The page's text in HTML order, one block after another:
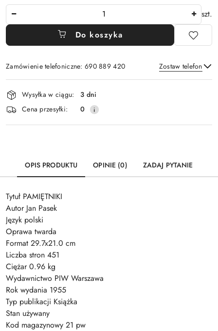
szt.
Do koszyka
Zamówienie telefoniczne: 690 889 420 Zostaw telefon
Wyślij
Dostępność
i
dostawa
Wysyłka w ciągu:
3 dni
Cena przesyłki:
0
OPIS PRODUKTU OPINIE (0) ZADAJ PYTANIE
Tytuł PAMIĘTNIKI
Autor Jan Pasek
Język polski
Oprawa twarda
Format 29.7x21.0 cm
Liczba stron 451
Ciężar 0.96 kg
Wydawnictwo PIW Warszawa
Rok wydania 1955
Typ publikacji Książka
Stan używany
Kod magazynowy 21 pw